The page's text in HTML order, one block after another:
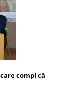
complică